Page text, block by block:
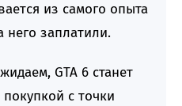
из самого опыта
заплатили.
GTA 6 станет
с точки